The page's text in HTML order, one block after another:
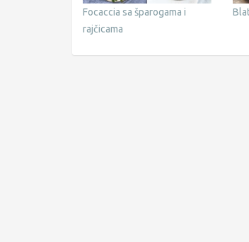
Focaccia sa šparogama i
rajčicama